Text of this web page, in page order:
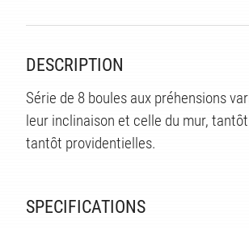
DESCRIPTION
Série de 8 boules aux préhensions
leur inclinaison et celle du mur,
tantôt providentielles.
SPECIFICATIONS